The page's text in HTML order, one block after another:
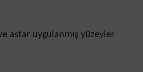
astar uygulanmış yüzeyler